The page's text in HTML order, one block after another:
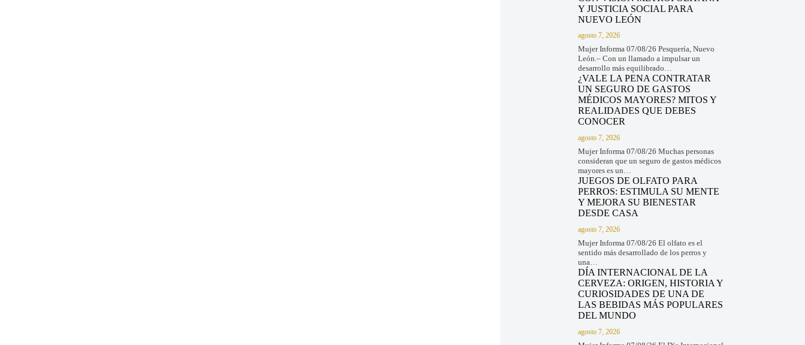
Y JUSTICIA SOCIAL PARA
NUEVO LEÓN
agosto 7, 2026
Mujer Informa 07/08/26 Pesquería, Nuevo
León.– Con un llamado a impulsar un
desarrollo más equilibrado…
¿VALE LA PENA CONTRATAR
UN SEGURO DE GASTOS
MÉDICOS MAYORES? MITOS Y
REALIDADES QUE DEBES
CONOCER
agosto 7, 2026
Mujer Informa 07/08/26 Muchas personas
consideran que un seguro de gastos médicos
mayores es un…
JUEGOS DE OLFATO PARA
PERROS: ESTIMULA SU MENTE
Y MEJORA SU BIENESTAR
DESDE CASA
agosto 7, 2026
Mujer Informa 07/08/26 El olfato es el
sentido más desarrollado de los perros y
una…
DÍA INTERNACIONAL DE LA
CERVEZA: ORIGEN, HISTORIA Y
CURIOSIDADES DE UNA DE
LAS BEBIDAS MÁS POPULARES
DEL MUNDO
agosto 7, 2026